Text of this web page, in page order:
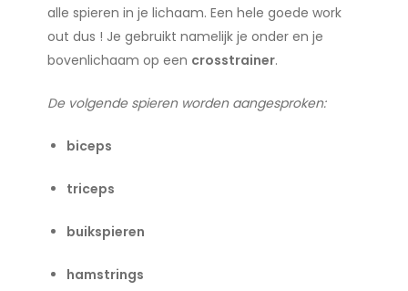
alle spieren in je lichaam. Een hele goede work
out dus ! Je gebruikt namelijk je onder en je
bovenlichaam op een crosstrainer.
De volgende spieren worden aangesproken:
biceps
triceps
buikspieren
hamstrings